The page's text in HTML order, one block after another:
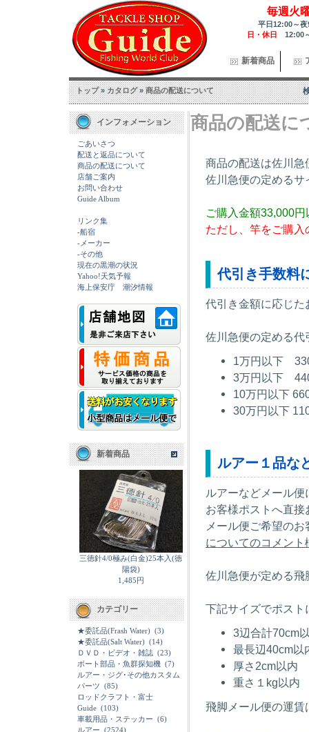
毎週火
平日12:00～
日・休日 12:00
新着商品
トップ»カタログ»商品の配送について
インフォメーション
ごあいさつ
配送と返品について
商品の配送について
店舗ご案内
お問い合わせ
Guide Album
リンク集
-船宿
-メーカー
-その他
現在の黒潮の状況
Yahoo!天気予報
海上保安庁 潮汐情報
新着商品
三徳針4/0極み(白金)25本入(徳
陽袋)
1,485円
カテゴリー
★委託品(Frash Water) (3)
★委託品(Salt Water) (14)
ＤＶＤ・ビデオ・雑誌 (23)
ボート部品・魚群探知機 (7)
ルアー・ジグ･その他カスタム
パーツ (85)
ロッドクラフト・富士
Guide (103)
車載用品・ステッカー (6)
ルアー (2524)
商品の配送に
商品の配送は佐川急
佐川急便の定める
ご購入金額33,000
ただし、竿をご購
代引き手数料
代引き金額に応じ
佐川急便の定める
1万円以下
3万円以下
10万円以下
30万円以下
ルアー１品な
ルアーなどメール
お客様ポストへ直
メール便ご希望の
についてのコメント
佐川急便が定める
下記サイズでポス
3辺合計70cm
最長辺40cm以
厚さ2cm以内
重さ１kg以内
飛脚メール便の運